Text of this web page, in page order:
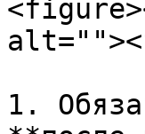
1.